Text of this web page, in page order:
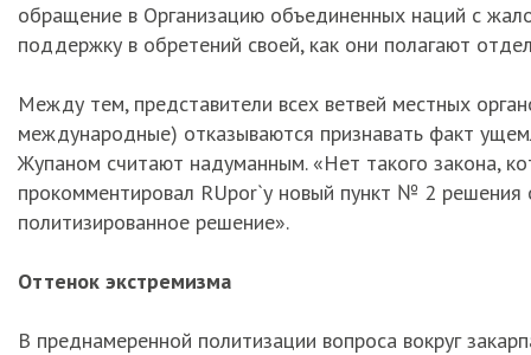
обращение в Организацию объединенных наций с
поддержку в обретений своей, как они полагают
Между тем, представители всех ветвей местных
международные) отказываются признавать факт
Жупаном считают надуманным. «Нет такого закона,
прокомментировал RUpor`у новый пункт № 2
политизированное решение».
Оттенок экстремизма
В преднамеренной политизации вопроса вокруг